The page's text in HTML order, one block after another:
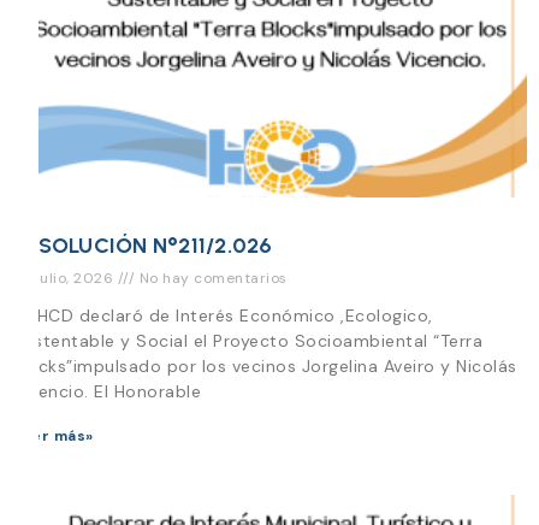
RESOLUCIÓN N°211/2.026
28 julio, 2026 No hay comentarios
EL HCD declaró de Interés Económico ,Ecologico,
Sustentable y Social el Proyecto Socioambiental “Terra
Blocks”impulsado por los vecinos Jorgelina Aveiro y Nicolás
Vicencio. El Honorable
Leer más»